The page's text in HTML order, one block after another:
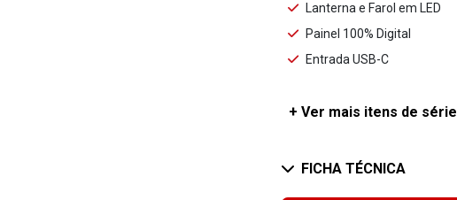
Lanterna e Farol em LED
Painel 100% Digital
Entrada USB-C
+ Ver mais itens de série
FICHA TÉCNICA